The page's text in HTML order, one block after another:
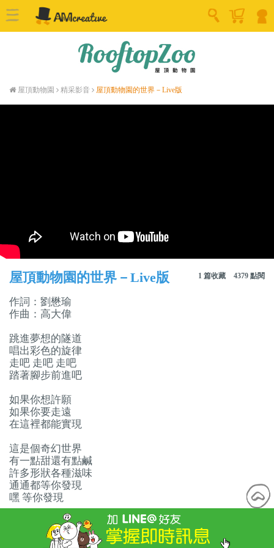
屋頂動物園 精采影音 屋頂動物園的世界－Live版
屋頂動物園的世界－Live版 1 篇收藏 4379 點閱
作詞：劉懋瑜
作曲：高大偉
跳進夢想的隧道
唱出彩色的旋律
走吧 走吧 走吧
踏著腳步前進吧
如果你想許願
如果你要走遠
在這裡都能實現
這是個奇幻世界
有一點甜還有點鹹
許多形狀各種滋味
通通都等你發現
嘿 等你發現
帶著願望前進
這是如你所願的世界